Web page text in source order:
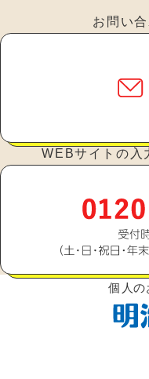
お問い
WEBサイトの入